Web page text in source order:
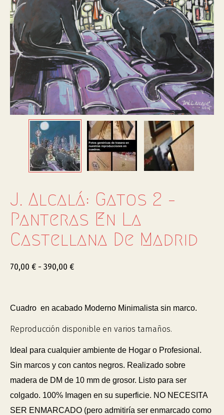
J. Alcalá: Gatos 2 –
Panteras En La
Castellana De Madrid
70,00 € - 390,00 €
Cuadro en acabado Moderno Minimalista sin marco.
Reproducción disponible en varios tamaños.
Ideal para cualquier ambiente de Hogar o Profesional.
Sin marcos y con cantos negros. Realizado sobre
madera de DM de 10 mm de grosor. Listo para ser
colgado. 100% Imagen en su superficie. NO NECESITA
SER ENMARCADO (pero admitiría ser enmarcado como